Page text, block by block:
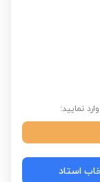
نمایید:
استاد